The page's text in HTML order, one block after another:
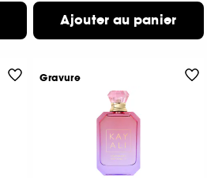
Ajouter au panier
Gravure